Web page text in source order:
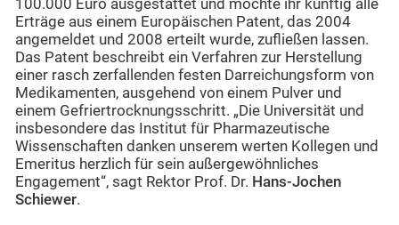
100.000 Euro ausgestattet und möchte ihr künftig alle
Erträge aus einem Europäischen Patent, das 2004
angemeldet und 2008 erteilt wurde, zufließen lassen.
Das Patent beschreibt ein Verfahren zur Herstellung
einer rasch zerfallenden festen Darreichungsform von
Medikamenten, ausgehend von einem Pulver und
einem Gefriertrocknungsschritt. „Die Universität und
insbesondere das Institut für Pharmazeutische
Wissenschaften danken unserem werten Kollegen und
Emeritus herzlich für sein außergewöhnliches
Engagement“, sagt Rektor Prof. Dr. Hans-Jochen
Schiewer.